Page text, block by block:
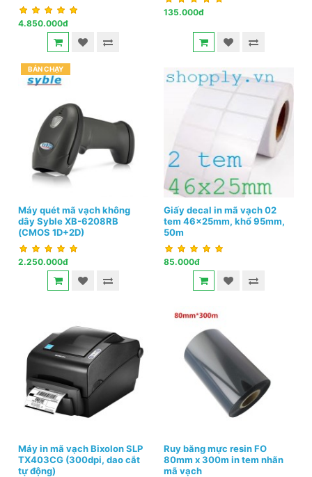
4.850.000đ
135.000đ
BÁN CHẠY
Máy quét mã vạch không
dây Syble XB-6208RB
(CMOS 1D+2D)
2.250.000đ
Giấy decal in mã vạch 02
tem 46x25mm, khổ 95mm,
50m
85.000đ
Máy in mã vạch Bixolon SLP
TX403CG (300dpi, dao cắt
tự động)
Ruy băng mực resin FO
80mm x 300m in tem nhãn
mã vạch